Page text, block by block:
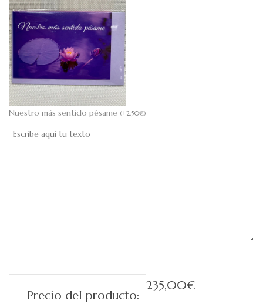
Nuestro más sentido pésame (+2,50€)
Precio del producto:
235,00€